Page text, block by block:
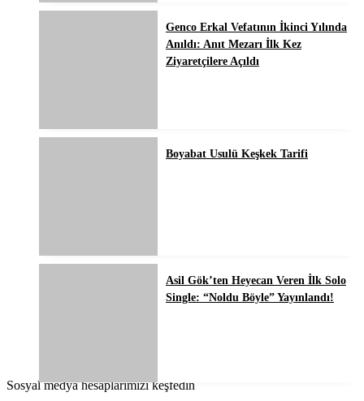
Genco Erkal Vefatının İkinci Yılında
Anıldı: Anıt Mezarı İlk Kez
Ziyaretçilere Açıldı
Boyabat Usulü Keşkek Tarifi
Asil Gök’ten Heyecan Veren İlk Solo
Single: “Noldu Böyle” Yayınlandı!
Sosyal medya hesaplarımızı keşfedin